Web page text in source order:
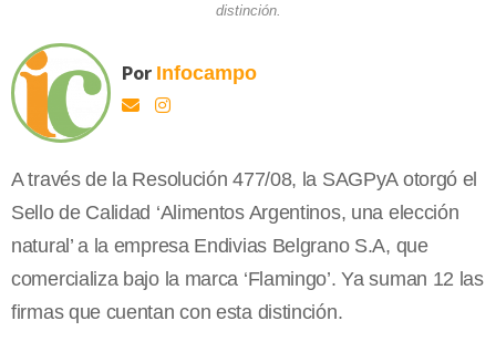
distinción.
Por Infocampo
A través de la Resolución 477/08, la SAGPyA otorgó el
Sello de Calidad ‘Alimentos Argentinos, una elección
natural’ a la empresa Endivias Belgrano S.A, que
comercializa bajo la marca ‘Flamingo’. Ya suman 12 las
firmas que cuentan con esta distinción.